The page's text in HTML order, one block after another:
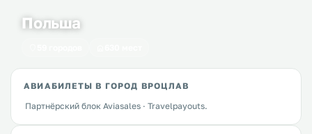
Польша
АВИАБИЛЕТЫ В ГОРОД ВРОЦЛАВ
Партнёрский блок Aviasales · Travelpayouts.